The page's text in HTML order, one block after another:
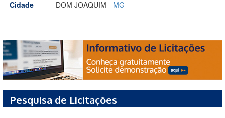
Cidade DOM JOAQUIM - MG
Pesquisa de Licitações